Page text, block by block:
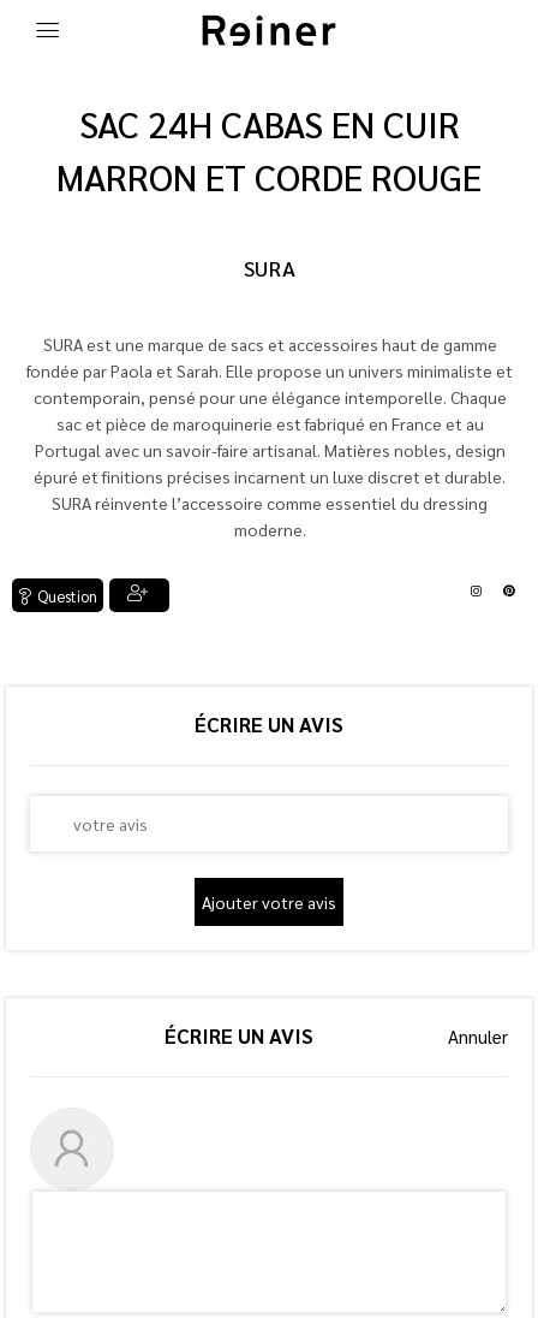
SAC 24H CABAS EN CUIR
MARRON ET CORDE ROUGE
SURA
SURA est une marque de sacs et accessoires haut de gamme
fondée par Paola et Sarah. Elle propose un univers minimaliste et
contemporain, pensé pour une élégance intemporelle. Chaque
sac et pièce de maroquinerie est fabriqué en France et au
Portugal avec un savoir-faire artisanal. Matières nobles, design
épuré et finitions précises incarnent un luxe discret et durable.
SURA réinvente l’accessoire comme essentiel du dressing
moderne.
Question
ÉCRIRE UN AVIS
Ajouter votre avis
ÉCRIRE UN AVIS Annuler